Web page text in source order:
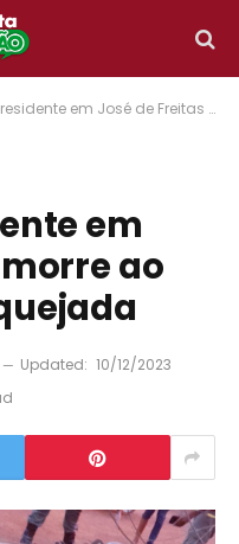
em José de Freitas morre ao retornar de Vaquejada
em
ao
Updated: 10/12/2023